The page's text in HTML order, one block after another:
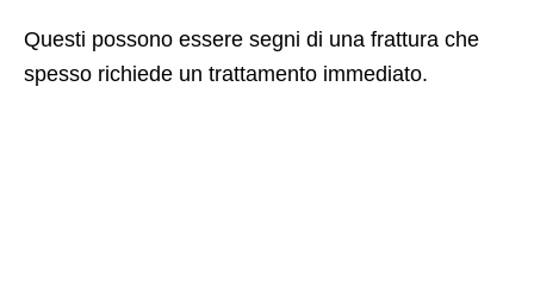
Questi possono essere segni di una frattura che
spesso richiede un trattamento immediato.